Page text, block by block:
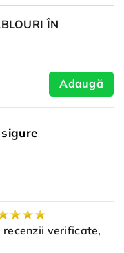
ÎN
Adaugă
verificate,